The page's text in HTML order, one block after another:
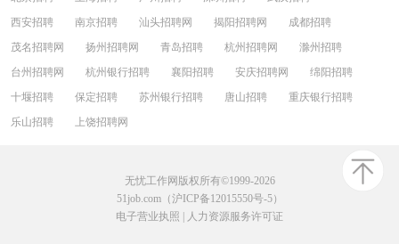
西安招聘
南京招聘 汕头招聘网 揭阳招聘网
成都招聘
茂名招聘网
扬州招聘网 青岛招聘 杭州招聘网
滁州招聘
台州招聘网
杭州银行招聘 襄阳招聘 安庆招聘网
绵阳招聘
十堰招聘
保定招聘 苏州银行招聘 唐山招聘
重庆银行招聘
乐山招聘
上饶招聘网
无忧工作网版权所有©1999-2026
51job.com（沪ICP备12015550号-5）
电子营业执照
人力资源服务许可证